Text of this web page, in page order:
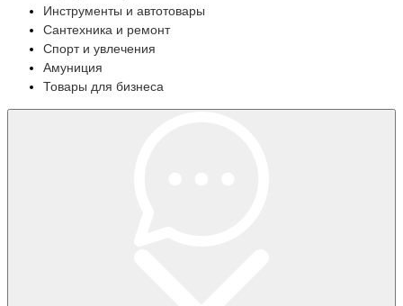
Инструменты и автотовары
Сантехника и ремонт
Спорт и увлечения
Амуниция
Товары для бизнеса